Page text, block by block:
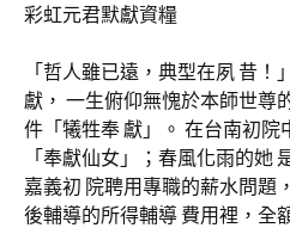
彩虹元君默獻資糧
「哲人雖已遠，典型在夙 昔
獻， 一生俯仰無愧於本師世尊
件「犧牲奉 獻」。 在台南初院
「奉獻仙女」；春風化雨的她
嘉義初 院聘用專職的薪水問題
後輔導的所得輔導 費用裡，全